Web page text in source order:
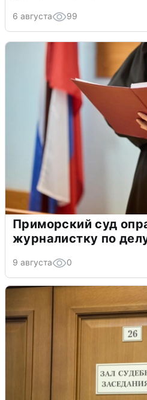
6 августа 99
Приморский суд
журналистку по
9 августа 0